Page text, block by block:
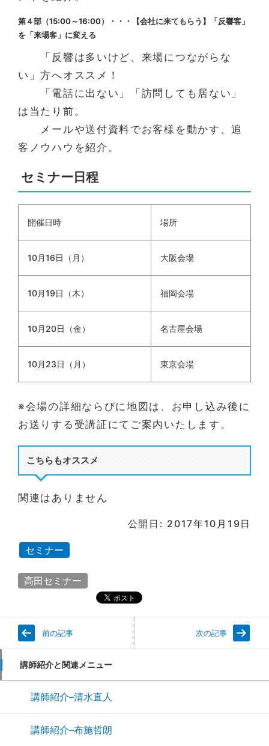
第４部（15:00～16:00）・・・【会社に来てもらう】「反響客」
を「来場客」に変える
「反響は多いけど、来場につながらな
い」方へオススメ！
「電話に出ない」「訪問しても居ない」
は当たり前。
メールや送付資料でお客様を動かす、追
客ノウハウを紹介。
セミナー日程
開催日時 場所
10月16日（月） 大阪会場
10月19日（木） 福岡会場
10月20日（金） 名古屋会場
10月23日（月） 東京会場
※会場の詳細ならびに地図は、お申し込み後に
お送りする受講証にてご案内いたします。
こちらもオススメ
関連はありません
公開日: 2017年10月19日
セミナー
高田セミナー
前の記事 次の記事
講師紹介と関連メニュー
講師紹介–清水直人
講師紹介–布施哲朗